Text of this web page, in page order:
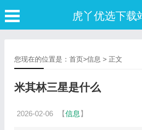
虎丫优选下载
您现在的位置是： 首页>信息 > 正文
米其林三星是什么
2026-02-06 【信息 】